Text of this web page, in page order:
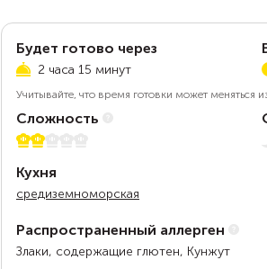
Будет готово через
2 часа 15 минут
Учитывайте, что время готовки может меняться
Сложность
2 из 5
Кухня
средиземноморская
Распространенный аллерген
Злаки, содержащие глютен, Кунжут